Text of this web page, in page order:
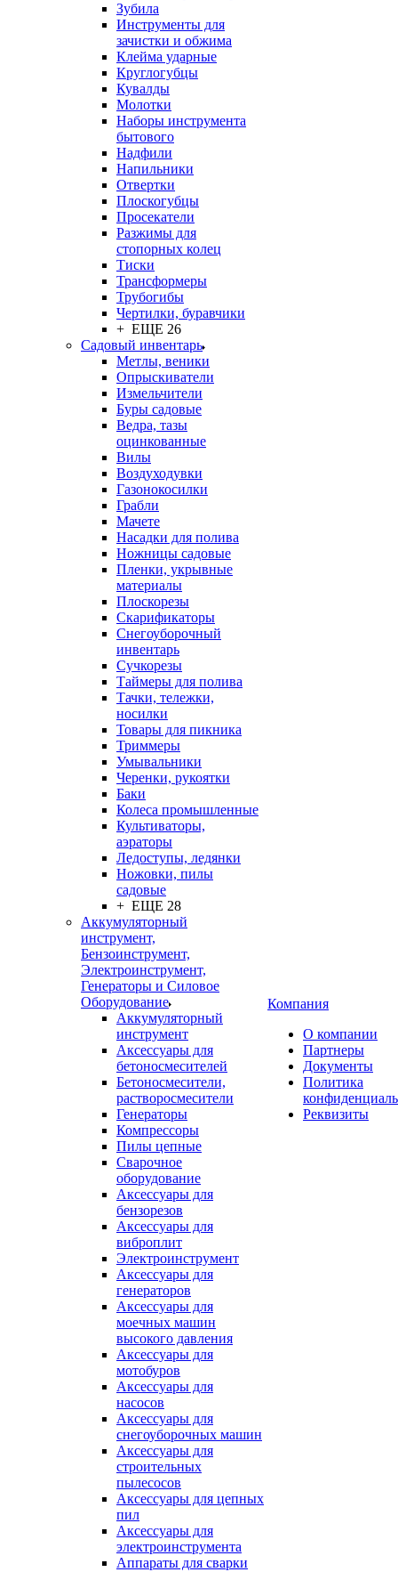
Зубила
Инструменты для
зачистки и обжима
Клейма ударные
Круглогубцы
Кувалды
Молотки
Наборы инструмента
бытового
Надфили
Напильники
Отвертки
Плоскогубцы
Просекатели
Разжимы для
стопорных колец
Тиски
Трансформеры
Трубогибы
Чертилки, буравчики
+ ЕЩЕ 26
Садовый инвентарь
Метлы, веники
Опрыскиватели
Измельчители
Буры садовые
Ведра, тазы
оцинкованные
Вилы
Воздуходувки
Газонокосилки
Грабли
Мачете
Насадки для полива
Ножницы садовые
Пленки, укрывные
материалы
Плоскорезы
Скарификаторы
Снегоуборочный
инвентарь
Сучкорезы
Таймеры для полива
Тачки, тележки,
носилки
Товары для пикника
Триммеры
Умывальники
Черенки, рукоятки
Баки
Колеса промышленные
Культиваторы,
аэраторы
Ледоступы, ледянки
Ножовки, пилы
садовые
+ ЕЩЕ 28
Аккумуляторный
инструмент,
Бензоинструмент,
Электроинструмент,
Генераторы и Силовое
Оборудование
Аккумуляторный
инструмент
Аксессуары для
бетоносмесителей
Бетоносмесители,
растворосмесители
Генераторы
Компрессоры
Пилы цепные
Сварочное
оборудование
Аксессуары для
бензорезов
Аксессуары для
виброплит
Электроинструмент
Аксессуары для
генераторов
Аксессуары для
моечных машин
высокого давления
Аксессуары для
мотобуров
Аксессуары для
насосов
Аксессуары для
снегоуборочных машин
Аксессуары для
строительных
пылесосов
Аксессуары для цепных
пил
Аксессуары для
электроинструмента
Аппараты для сварки
Компания
О компании
Партнеры
Документы
Политика
Реквизиты